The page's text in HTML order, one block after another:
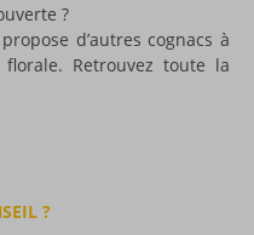
?
d’autres cognacs à
Retrouvez toute la
?